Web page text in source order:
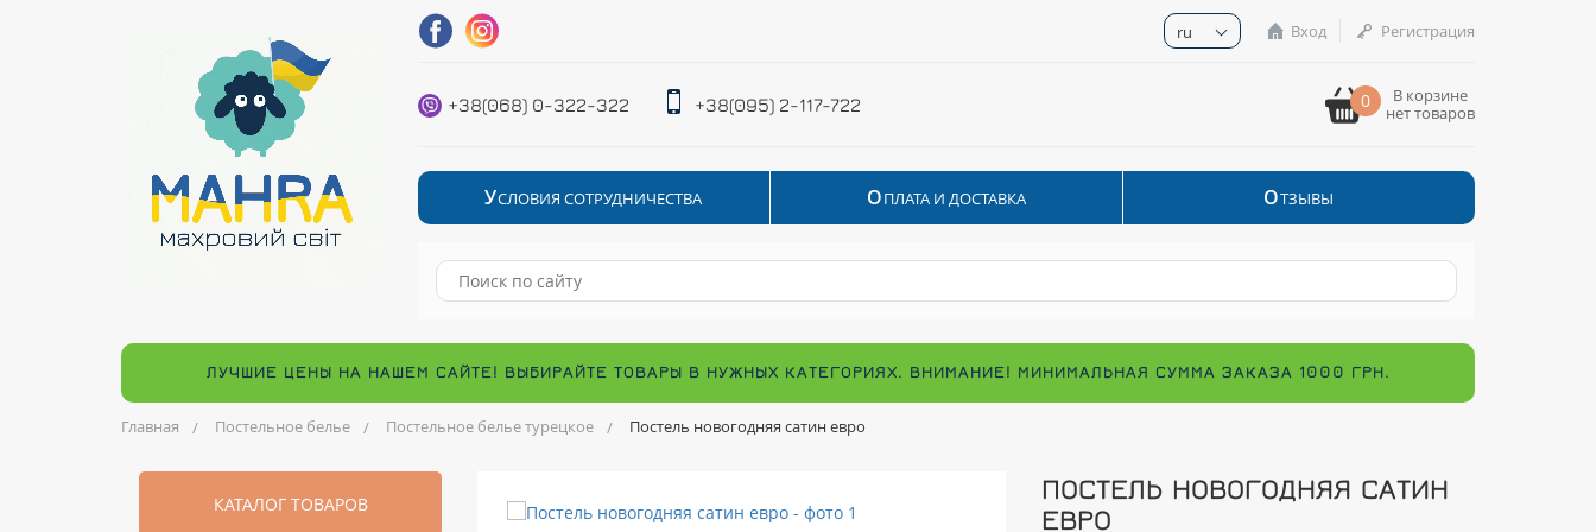
ru Вход Регистрация
+38(068) 0-322-322 +38(095) 2-117-722 0
В корзине
нет товаров
УСЛОВИЯ СОТРУДНИЧЕСТВА ОПЛАТА И ДОСТАВКА ОТЗЫВЫ
ЛУЧШИЕ ЦЕНЫ НА НАШЕМ САЙТЕ! ВЫБИРАЙТЕ ТОВАРЫ В НУЖНЫХ КАТЕГОРИЯХ. ВНИМАНИЕ! МИНИМАЛЬНАЯ СУММА ЗАКАЗА 1000 ГРН.
Главная Постельное белье Постельное белье турецкое Постель новогодняя сатин евро
КАТАЛОГ ТОВАРОВ
ПОСТЕЛЬ НОВОГОДНЯЯ САТИН
ЕВРО